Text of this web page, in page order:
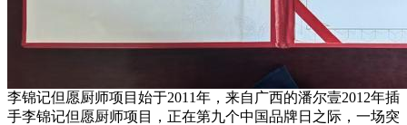
李锦记但愿厨师项目始于2011年，来自广西的潘尔壹2012年插
手李锦记但愿厨师项目，正在第九个中国品牌日之际，一场突